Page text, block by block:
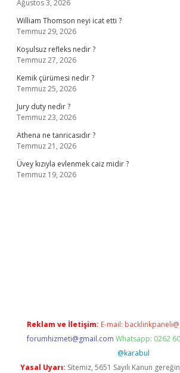
Ağustos 3, 2026
William Thomson neyi icat etti ?
Temmuz 29, 2026
Koşulsuz refleks nedir ?
Temmuz 27, 2026
Kemik çürümesi nedir ?
Temmuz 25, 2026
Jury duty nedir ?
Temmuz 23, 2026
Athena ne tanricasıdır ?
Temmuz 21, 2026
Üvey kızıyla evlenmek caiz midir ?
Temmuz 19, 2026
Reklam ve İletişim: E-mail:
forumhizmeti@gmail.com Whatsapp: 0262
@karabul
Yasal Uyarı: Sitemiz, 5651 Sayılı Kanun